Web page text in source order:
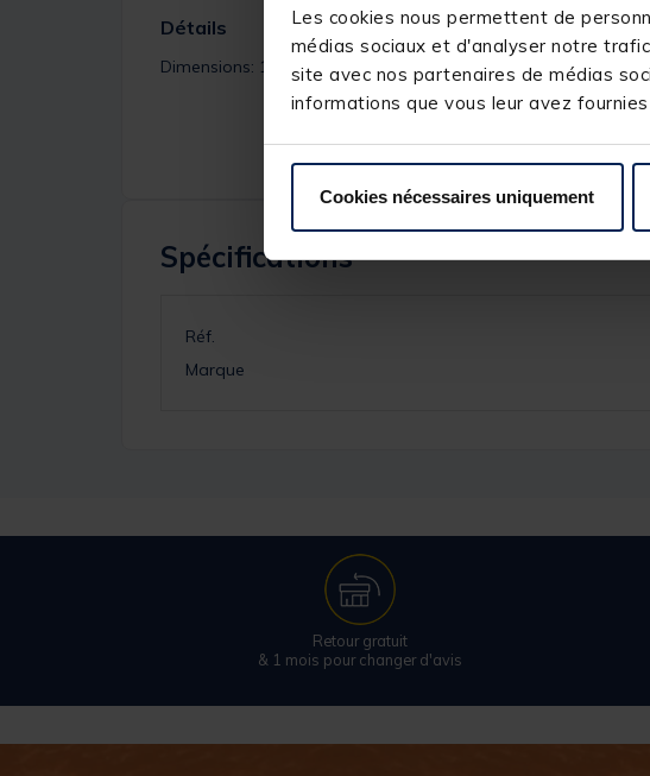
Les cookies nous permettent de
médias sociaux et d'analyser notre
site avec nos partenaires de médias
informations que vous leur avez
Cookies nécessaires uniquement
Détails
Dimensions: 1m10 x 55cm x 40cm
Spécifications
Réf.
Marque
Retour gratuit
& 1 mois pour changer d'avis